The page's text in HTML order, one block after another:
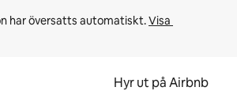
har översatts automatiskt. Visa
Hyr ut på Airbnb